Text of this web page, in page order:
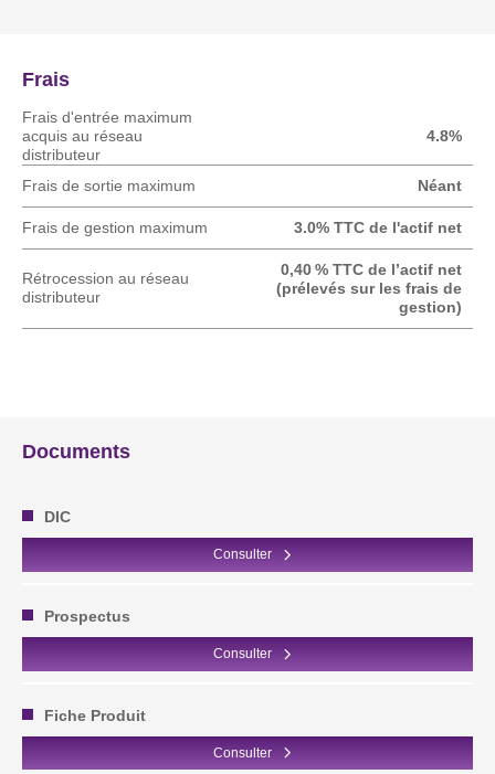
Frais
Frais d'entrée maximum
acquis au réseau
distributeur
4.8%
Frais de sortie maximum Néant
Frais de gestion maximum 3.0% TTC de l'actif net
Rétrocession au réseau
distributeur
0,40 % TTC de l’actif net
(prélevés sur les frais de
gestion)
Documents
DIC
Consulter
Prospectus
Consulter
Fiche Produit
Consulter